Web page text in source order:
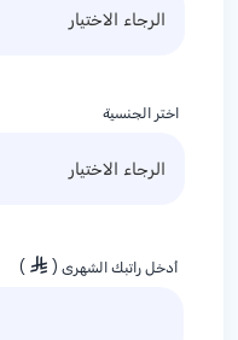
اختر الجنسية
أدخل راتبك الشهري ( )